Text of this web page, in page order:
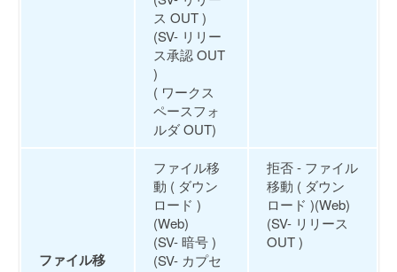
ス OUT )
(SV- リリー
ス承認 OUT
)
( ワークス
ペースフォ
ルダ OUT)
ファイル移
ファイル移
動 ( ダウン
ロード )
(Web)
(SV- 暗号 )
(SV- カプセ
拒否 - ファイル
移動 ( ダウン
ロード )(Web)
(SV- リリース
OUT )